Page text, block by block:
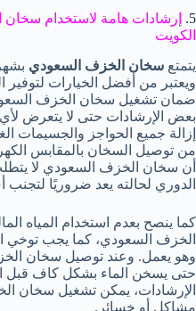
5.
إرشادات هامة لاستخدام
الكويت
يتمتع سخان الخزف السعودي
ويعتبر من أفضل الخيارات لتوفير
ضمان تشغيل سخان الخزف
بعض الإرشادات حتى لا يتعرض
إزالة جميع الحواجز والجسيمات
من توصيل السخان بالمقابس
أن سخان الخزف السعودي لا
الدوري لحالته يعد ضروريًا
كما ينصح بعدم استخدام المياه
الخزف السعودي، كما يجب توخي
وهو يعمل. وعند توصيل سخان الخزف
حتى يسخن الماء بشكل كاف قبل
الإرشادات، يمكن تشغيل سخان
مشاكل أو خسائر.